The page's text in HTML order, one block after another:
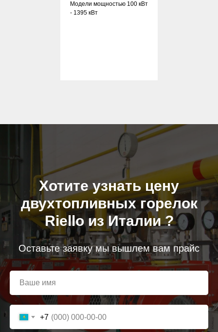
Модели мощностью 100 кВт
- 1395 кВт
Хотите узнать цену
двухтопливных горелок
Rielloиз Италии ?
Оставьте заявку мы вышлем вам прайс
+7